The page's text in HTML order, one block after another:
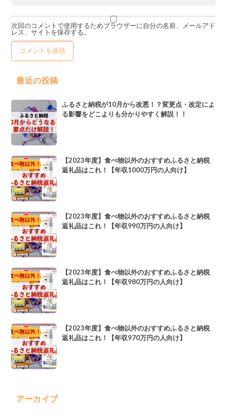
次回のコメントで使用するためブラウザーに自分の名前、メールアド
レス、サイトを保存する。
最近の投稿
ふるさと納税が10月から改悪！？変更点・改定によ
る影響をどこよりも分かりやすく解説！！
【2023年度】食べ物以外のおすすめふるさと納税
返礼品はこれ！【年収1000万円の人向け】
【2023年度】食べ物以外のおすすめふるさと納税
返礼品はこれ！【年収990万円の人向け】
【2023年度】食べ物以外のおすすめふるさと納税
返礼品はこれ！【年収980万円の人向け】
【2023年度】食べ物以外のおすすめふるさと納税
返礼品はこれ！【年収970万円の人向け】
アーカイブ